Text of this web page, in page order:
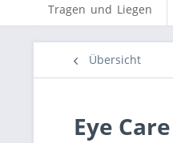
Tragen und Liegen
Übersicht
Eye